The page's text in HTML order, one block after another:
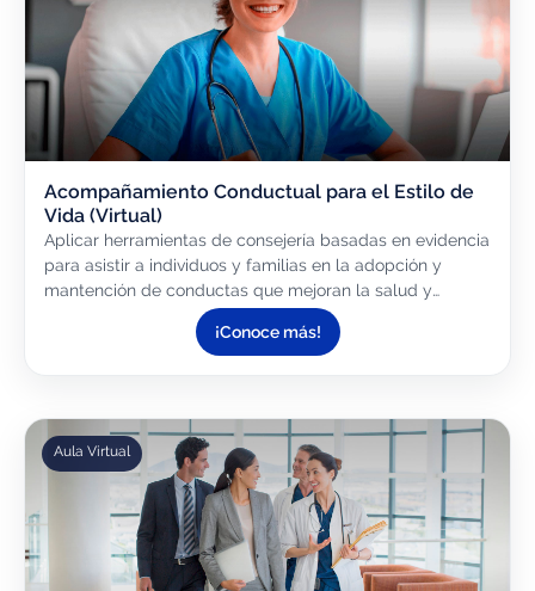
Acompañamiento Conductual para el Estilo de
Vida (Virtual)
Aplicar herramientas de consejería basadas en evidencia
para asistir a individuos y familias en la adopción y
mantención de conductas que mejoran la salud y
calidad de vida, con un enfoque en alimentación
¡Conoce más!
Aula Virtual